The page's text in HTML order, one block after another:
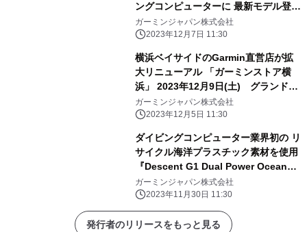
ングコンピューターに 最新モデル登
場 「Descent Mk3」シリーズが12
月22日(金)発売
ガーミンジャパン株式会社
2023年12月7日 11:30
横浜ベイサイドのGarmin直営店が拡
大リニューアル 「ガーミンストア横
浜」 2023年12月9日(土) グランドオ
ープン
ガーミンジャパン株式会社
2023年12月5日 11:30
ダイビングコンピューター業界初の リ
サイクル海洋プラスチック素材を使用
『Descent G1 Dual Power Ocean
Edition』を 12月7日(木)に発売
ガーミンジャパン株式会社
2023年11月30日 11:30
発行者のリリースをもっと見る